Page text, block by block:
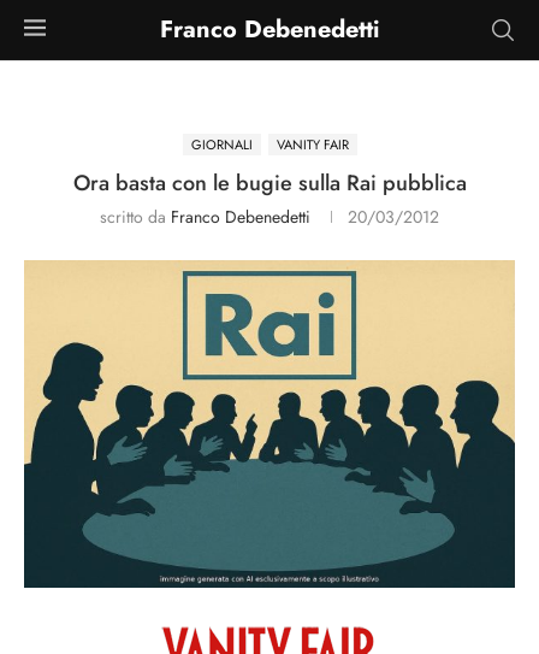
Franco Debenedetti
GIORNALI VANITY FAIR
Ora basta con le bugie sulla Rai pubblica
scritto da Franco Debenedetti 20/03/2012